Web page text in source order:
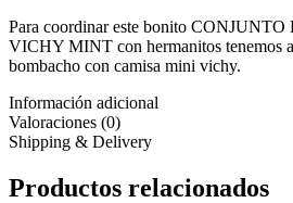
Para coordinar este bonito
VICHY MINT con hermanitos tenemos
bombacho con camisa mini vichy.
Información adicional
Valoraciones (0)
Shipping & Delivery
Productos relacionados